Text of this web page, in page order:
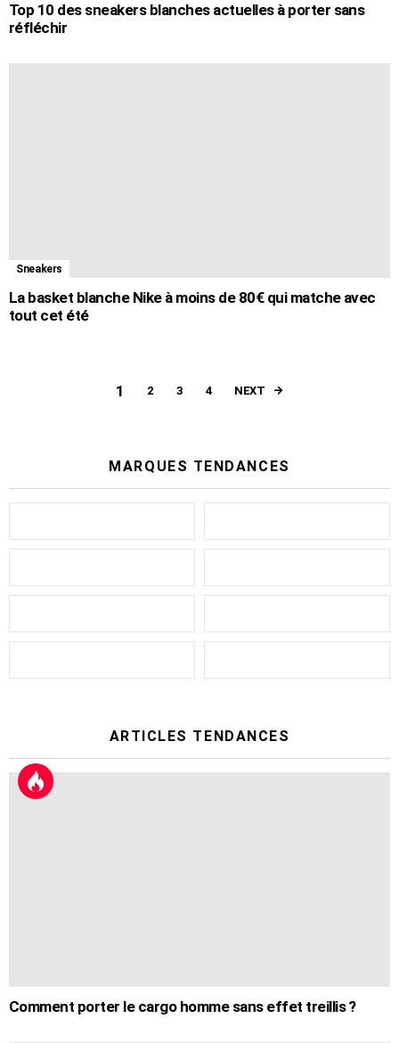
Top 10 des sneakers blanches actuelles à porter sans
réfléchir
Sneakers
La basket blanche Nike à moins de 80€ qui matche avec
tout cet été
1 2 3 4 NEXT
MARQUES TENDANCES
ARTICLES TENDANCES
Comment porter le cargo homme sans effet treillis ?